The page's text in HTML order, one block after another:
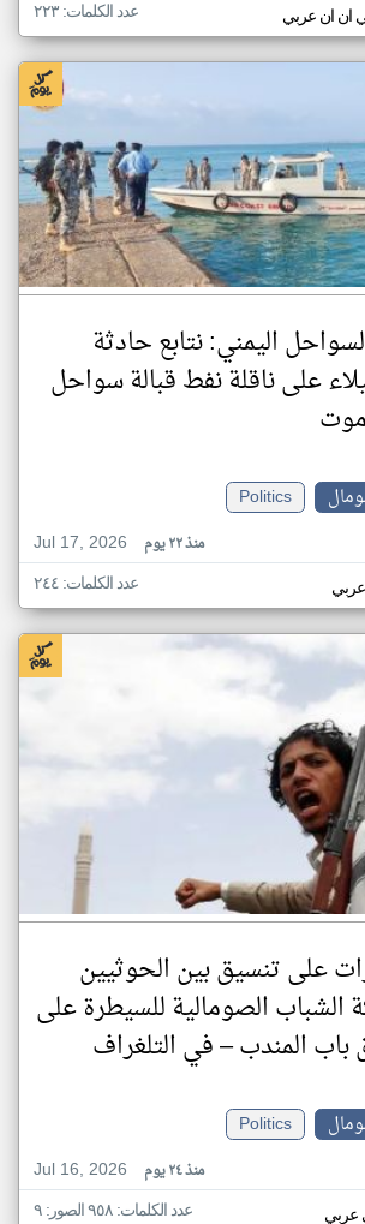
ان ان عربي عدد الكلمات: ٢٢٣
اليمني: نتابع حادثة
على ناقلة نفط قبالة سواحل
Politics
Jul 17, 2026
منذ ٢٢ يوم
عدد الكلمات: ٢٤٤
على تنسيق بين الحوثيين
الشباب الصومالية للسيطرة على
المندب – في التلغراف
Politics
Jul 16, 2026
منذ ٢٤ يوم
عربي عدد الكلمات: ٩٥٨ الصور: ٩